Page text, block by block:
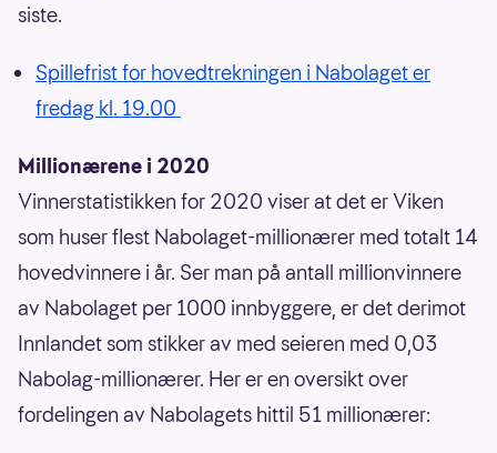
siste.
Spillefrist for hovedtrekningen i Nabolaget er
fredag kl. 19.00
Millionærene i 2020
Vinnerstatistikken for 2020 viser at det er Viken
som huser flest Nabolaget-millionærer med totalt 14
hovedvinnere i år. Ser man på antall millionvinnere
av Nabolaget per 1000 innbyggere, er det derimot
Innlandet som stikker av med seieren med 0,03
Nabolag-millionærer. Her er en oversikt over
fordelingen av Nabolagets hittil 51 millionærer: